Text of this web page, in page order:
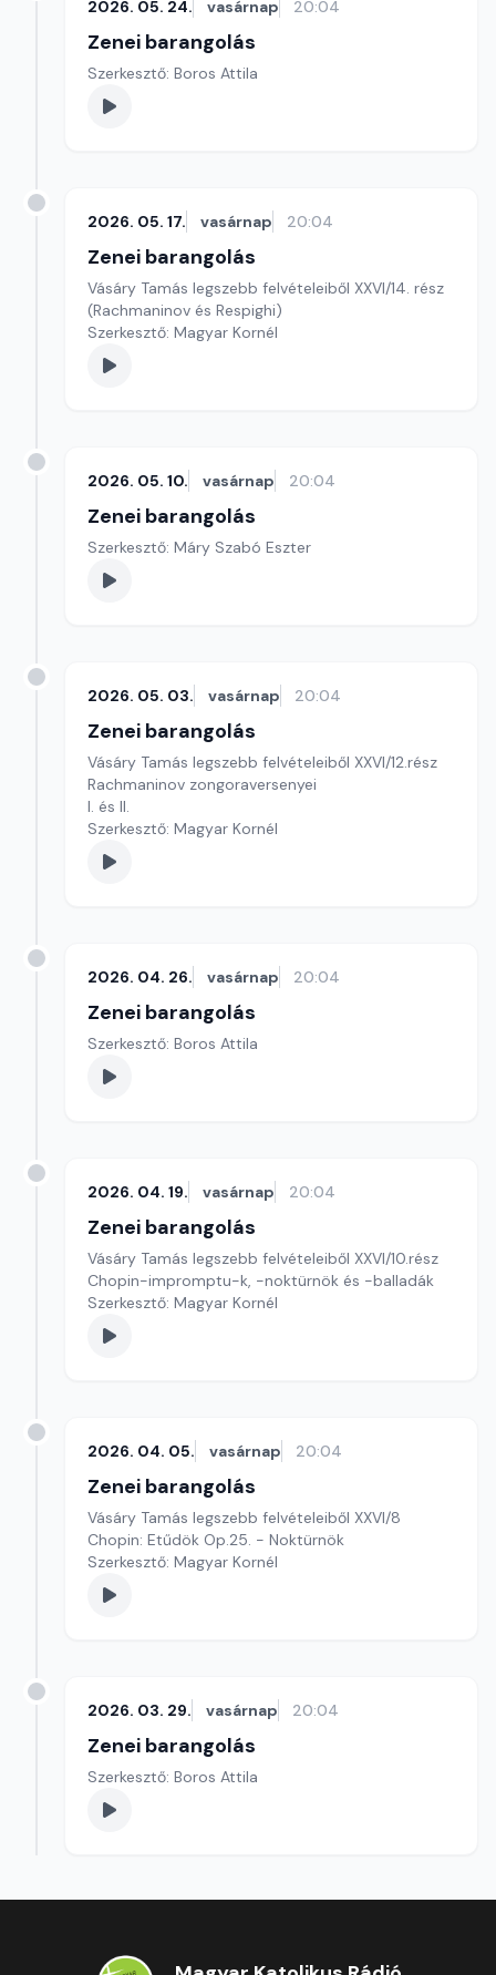
2026. 05. 24. vasárnap 20:04
Zenei barangolás
Szerkesztő: Boros Attila
2026. 05. 17. vasárnap 20:04
Zenei barangolás
Vásáry Tamás legszebb felvételeiből XXVI/14. rész
(Rachmaninov és Respighi)
Szerkesztő: Magyar Kornél
2026. 05. 10. vasárnap 20:04
Zenei barangolás
Szerkesztő: Máry Szabó Eszter
2026. 05. 03. vasárnap 20:04
Zenei barangolás
Vásáry Tamás legszebb felvételeiből XXVI/12.rész
Rachmaninov zongoraversenyei
I. és II.
Szerkesztő: Magyar Kornél
2026. 04. 26. vasárnap 20:04
Zenei barangolás
Szerkesztő: Boros Attila
2026. 04. 19. vasárnap 20:04
Zenei barangolás
Vásáry Tamás legszebb felvételeiből XXVI/10.rész
Chopin-impromptu-k, -noktürnök és -balladák
Szerkesztő: Magyar Kornél
2026. 04. 05. vasárnap 20:04
Zenei barangolás
Vásáry Tamás legszebb felvételeiből XXVI/8
Chopin: Etűdök Op.25. - Noktürnök
Szerkesztő: Magyar Kornél
2026. 03. 29. vasárnap 20:04
Zenei barangolás
Szerkesztő: Boros Attila